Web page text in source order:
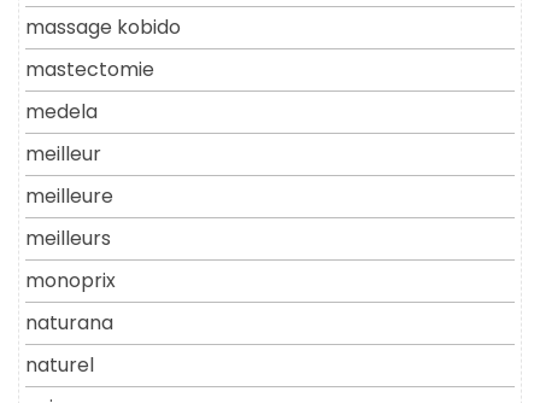
massage kobido
mastectomie
medela
meilleur
meilleure
meilleurs
monoprix
naturana
naturel